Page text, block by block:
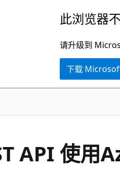
此浏览器
请升级到
下载
API 使用